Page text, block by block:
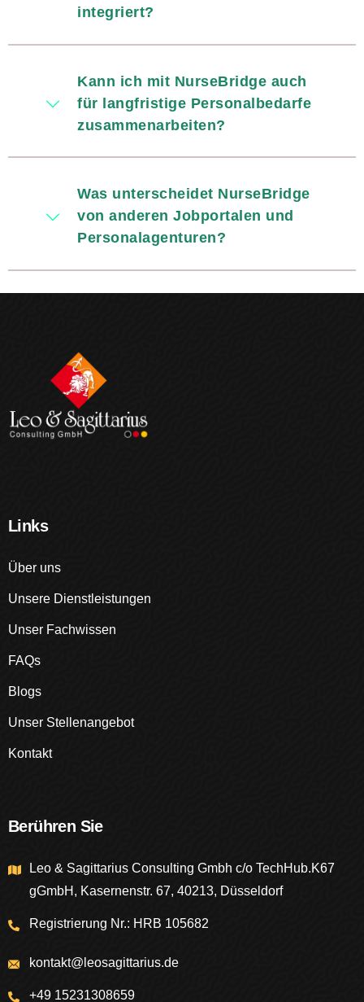
integriert?
Kann ich mit NurseBridge auch
für langfristige Personalbedarfe
zusammenarbeiten?
Was unterscheidet NurseBridge
von anderen Jobportalen und
Personalagenturen?
Links
Über uns
Unsere Dienstleistungen
Unser Fachwissen
FAQs
Blogs
Unser Stellenangebot
Kontakt
Berühren Sie
Leo & Sagittarius Consulting Gmbh c/o TechHub.K67
gGmbH, Kasernenstr. 67, 40213, Düsseldorf
Registrierung Nr.: HRB 105682
kontakt@leosagittarius.de
+49 15231308659